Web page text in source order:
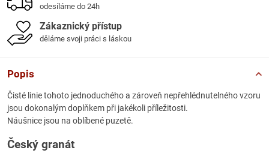
odesíláme do 24h
Zákaznický přístup
děláme svoji práci s láskou
Popis
Čisté linie tohoto jednoduchého a zároveň nepřehlédnutelného vzoru
jsou dokonalým doplňkem při jakékoli příležitosti.
Náušnice jsou na oblíbené puzetě.
Český granát